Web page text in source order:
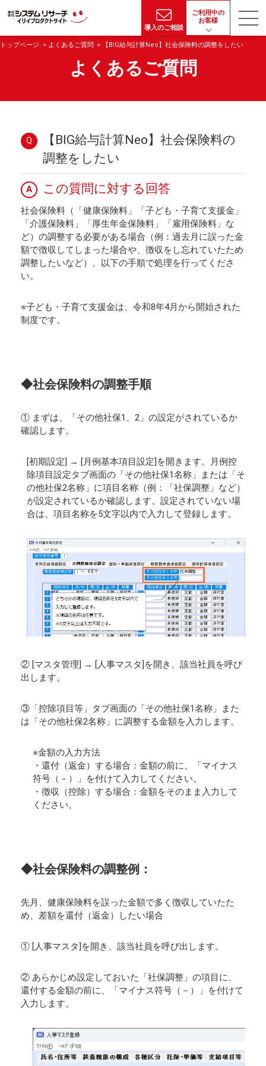
導入のご相談
ご利用中の
お客様
トップページ よくあるご質問 【BIG給与計算Neo】社会保険料の調整をしたい
よくあるご質問
Q
【BIG給与計算Neo】社会保険料の
調整をしたい
A この質問に対する回答
社会保険料（「健康保険料」「子ども・子育て支援金」
「介護保険料」「厚生年金保険料」「雇用保険料」な
ど）の調整する必要がある場合（例：過去月に誤った金
額で徴収してしまった場合や、徴収をし忘れていたため
調整したいなど）、以下の手順で処理を行ってくださ
い。
※子ども・子育て支援金は、令和8年4月から開始された
制度です。
◆社会保険料の調整手順
① まずは、「その他社保1、2」の設定がされているか
確認します。
[初期設定] → [月例基本項目設定]を開きます。月例控
除項目設定タブ画面の「その他社保1名称」または「そ
の他社保2名称」に項目名称（例：「社保調整」など）
が設定されているか確認します。設定されていない場
合は、項目名称を5文字以内で入力して登録します。
② [マスタ管理] → [人事マスタ]を開き、該当社員を呼び
出します。
③「控除項目等」タブ画面の「その他社保1名称」また
は「その他社保2名称」に調整する金額を入力します。
※金額の入力方法
・還付（返金）する場合：金額の前に、「マイナス
符号（－）」を付けて入力してください。
・徴収（控除）する場合：金額をそのまま入力して
ください。
◆社会保険料の調整例：
先月、健康保険料を誤った金額で多く徴収していたた
め、差額を還付（返金）したい場合
① [人事マスタ]を開き、該当社員を呼び出します。
② あらかじめ設定しておいた「社保調整」の項目に、
還付する金額の前に、「マイナス符号（－）」を付けて
入力します。